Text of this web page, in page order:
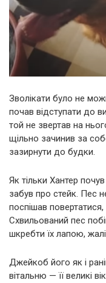
Зволікати було не
почав відступати до
той не звертав на
щільно зачинив за
зазирнути до будки.
Як тільки Хантер
забув про стейк. Пес
поспішав
Схвильований пес
шкребти їх лапою,
Джейкоб його як і
вітальню — її великі